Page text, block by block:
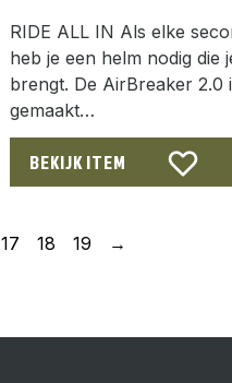
RIDE ALL IN Als elke
heb je een helm nodig die
brengt. De AirBreaker 2.0
gemaakt…
BEKIJK ITEM
17 18 19 →